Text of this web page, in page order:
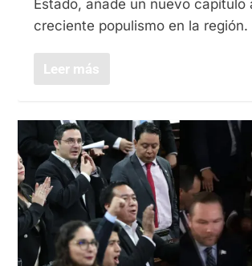
Estado, añade un nuevo capítulo
creciente populismo en la región.
Leer más